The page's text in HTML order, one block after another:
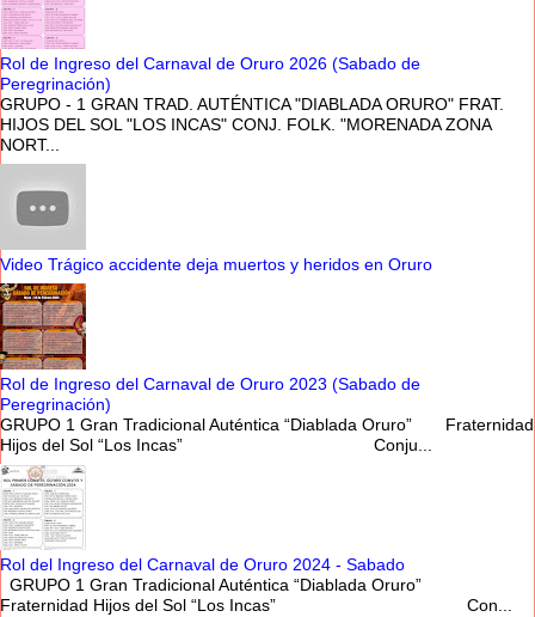
Rol de Ingreso del Carnaval de Oruro 2026 (Sabado de
Peregrinación)
GRUPO - 1 GRAN TRAD. AUTÉNTICA "DIABLADA ORURO" FRAT.
HIJOS DEL SOL "LOS INCAS" CONJ. FOLK. "MORENADA ZONA
NORT...
Video Trágico accidente deja muertos y heridos en Oruro
Rol de Ingreso del Carnaval de Oruro 2023 (Sabado de
Peregrinación)
GRUPO 1 Gran Tradicional Auténtica “Diablada Oruro” Fraternidad
Hijos del Sol “Los Incas” Conju...
Rol del Ingreso del Carnaval de Oruro 2024 - Sabado
GRUPO 1 Gran Tradicional Auténtica “Diablada Oruro”
Fraternidad Hijos del Sol “Los Incas” Con...